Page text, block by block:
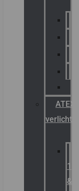
ATEX
verlichting
1
&